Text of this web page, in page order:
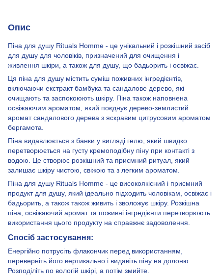
Опис
Піна для душу Rituals Homme - це унікальний і розкішний засіб
для душу для чоловіків, призначений для очищення і
живлення шкіри, а також для душу, що бадьорить і освіжає.
Ця піна для душу містить суміш поживних інгредієнтів,
включаючи екстракт бамбука та сандалове дерево, які
очищають та заспокоюють шкіру. Піна також наповнена
освіжаючим ароматом, який поєднує дерево-землистий
аромат сандалового дерева з яскравим цитрусовим ароматом
бергамота.
Піна видавлюється з банки у вигляді гелю, який швидко
перетворюється на густу кремоподібну піну при контакті з
водою. Це створює розкішний та приємний ритуал, який
залишає шкіру чистою, свіжою та з легким ароматом.
Піна для душу Rituals Homme - це високоякісний і приємний
продукт для душу, який ідеально підходить чоловікам, освіжає і
бадьорить, а також також живить і зволожує шкіру. Розкішна
піна, освіжаючий аромат та поживні інгредієнти перетворюють
використання цього продукту на справжнє задоволення.
Спосіб застосування:
Енергійно потрусіть флакончик перед використанням,
переверніть його вертикально і видавіть піну на долоню.
Розподіліть по вологій шкірі, а потім змийте.